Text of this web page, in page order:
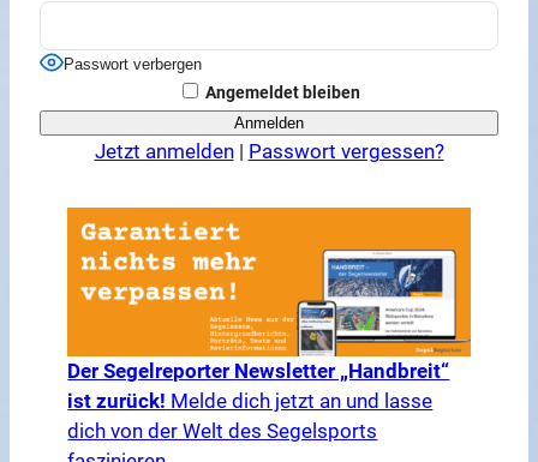
Passwort verbergen
Angemeldet bleiben
Jetzt anmelden| Passwort vergessen?
Der Segelreporter Newsletter „Handbreit“
ist zurück! Melde dich jetzt an und lasse
dich von der Welt des Segelsports